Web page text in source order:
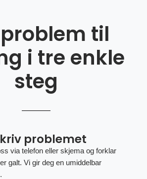
til
i tre enkle
steg
problemet
via telefon eller skjema og forklar
galt. Vi gir deg en umiddelbar